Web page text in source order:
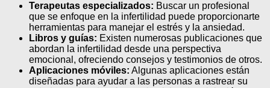
Terapeutas especializados: Buscar un profesional
que se enfoque en la infertilidad puede proporcionarte
herramientas para manejar el estrés y la ansiedad.
Libros y guías: Existen numerosas publicaciones que
abordan la infertilidad desde una perspectiva
emocional, ofreciendo consejos y testimonios de otros.
Aplicaciones móviles: Algunas aplicaciones están
diseñadas para ayudar a las personas a rastrear su